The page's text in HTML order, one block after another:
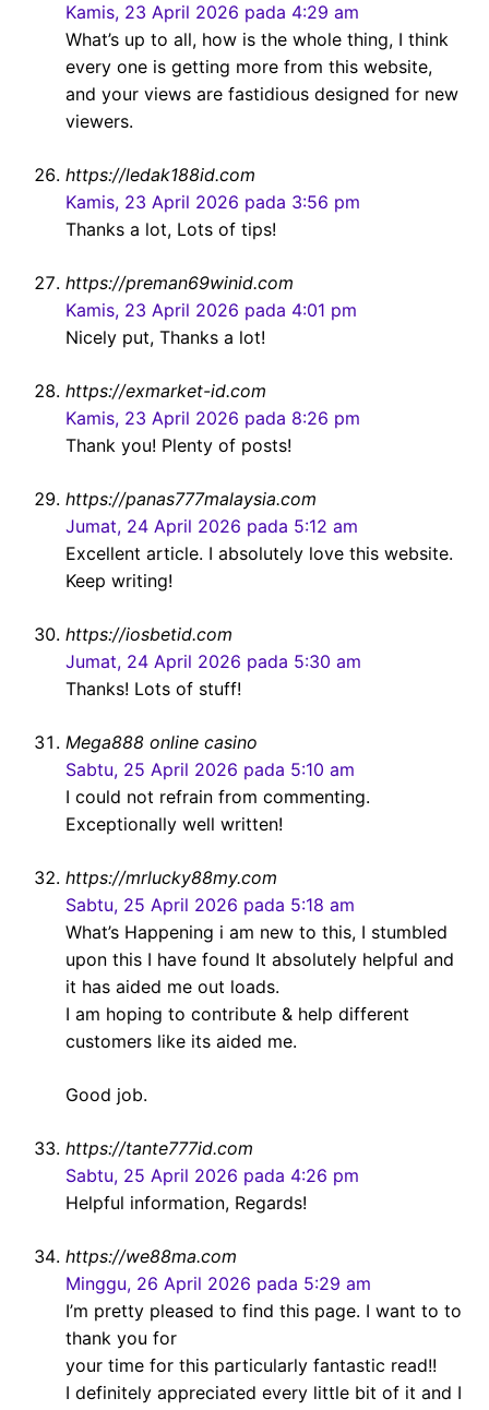
Kamis, 23 April 2026 pada 4:29 am
What’s up to all, how is the whole thing, I think
every one is getting more from this website,
and your views are fastidious designed for new
viewers.
https://ledak188id.com
Kamis, 23 April 2026 pada 3:56 pm
Thanks a lot, Lots of tips!
https://preman69winid.com
Kamis, 23 April 2026 pada 4:01 pm
Nicely put, Thanks a lot!
https://exmarket-id.com
Kamis, 23 April 2026 pada 8:26 pm
Thank you! Plenty of posts!
https://panas777malaysia.com
Jumat, 24 April 2026 pada 5:12 am
Excellent article. I absolutely love this website.
Keep writing!
https://iosbetid.com
Jumat, 24 April 2026 pada 5:30 am
Thanks! Lots of stuff!
Mega888 online casino
Sabtu, 25 April 2026 pada 5:10 am
I could not refrain from commenting.
Exceptionally well written!
https://mrlucky88my.com
Sabtu, 25 April 2026 pada 5:18 am
What’s Happening i am new to this, I stumbled
upon this I have found It absolutely helpful and
it has aided me out loads.
I am hoping to contribute & help different
customers like its aided me.
Good job.
https://tante777id.com
Sabtu, 25 April 2026 pada 4:26 pm
Helpful information, Regards!
https://we88ma.com
Minggu, 26 April 2026 pada 5:29 am
I’m pretty pleased to find this page. I want to to
thank you for
your time for this particularly fantastic read!!
I definitely appreciated every little bit of it and I